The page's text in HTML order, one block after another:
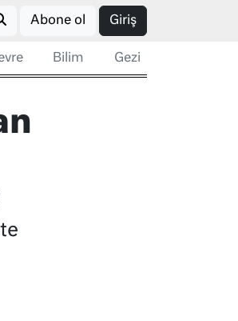
Abone ol Giriş
Bilim Gezi